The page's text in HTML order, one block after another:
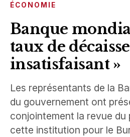
ÉCONOMIE
Banque
taux de
insatisfaisant »
Les représentants de la
du gouvernement ont
conjointement la revue du
cette institution pour le